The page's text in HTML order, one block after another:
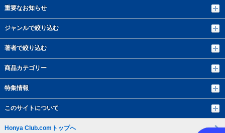
重要なお知らせ
ジャンルで絞り込む
著者で絞り込む
商品カテゴリー
特集情報
このサイトについて
Honya Club.comトップへ